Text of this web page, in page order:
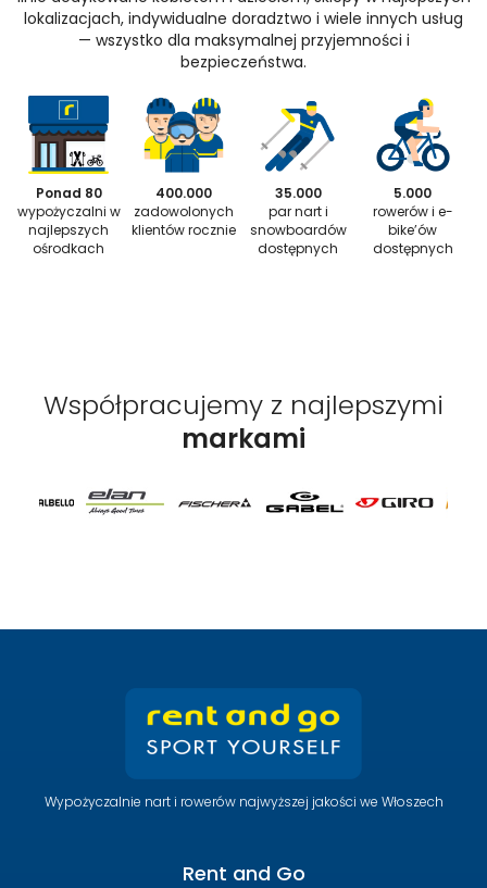
lokalizacjach, indywidualne doradztwo i wiele innych usług
— wszystko dla maksymalnej przyjemności i
bezpieczeństwa.
Ponad 80
wypożyczalni w
najlepszych
ośrodkach
400.000
zadowolonych
klientów rocznie
35.000
par nart i
snowboardów
dostępnych
5.000
rowerów i e-
bike’ów
dostępnych
Współpracujemy z najlepszymi
markami
Wypożyczalnie nart i rowerów najwyższej jakości we Włoszech
Rent and Go